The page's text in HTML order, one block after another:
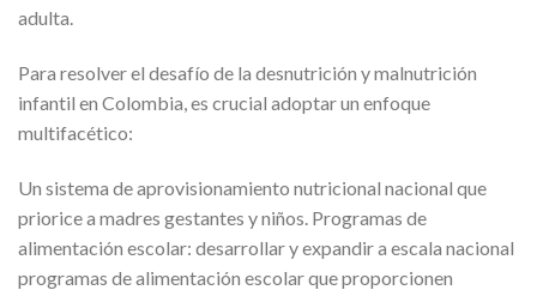
adulta.
Para resolver el desafío de la desnutrición y malnutrición
infantil en Colombia, es crucial adoptar un enfoque
multifacético:
Un sistema de aprovisionamiento nutricional nacional que
priorice a madres gestantes y niños. Programas de
alimentación escolar: desarrollar y expandir a escala nacional
programas de alimentación escolar que proporcionen